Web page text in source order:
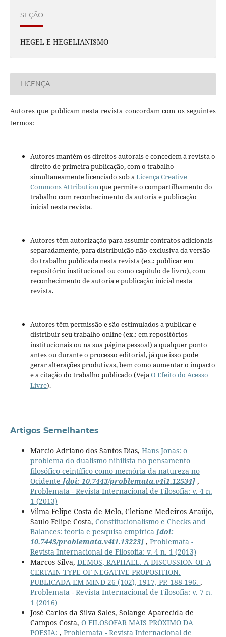
SEÇÃO
HEGEL E HEGELIANISMO
LICENÇA
Autores que publicam nesta revista concordam com os seguintes
termos:
Autores mantém os direitos autorais e concedem à revista o
direito de primeira publicação, com o trabalho
simultaneamente licenciado sob a Licença Creative
Commons Attribution que permite o compartilhamento do
trabalho com reconhecimento da autoria e publicação
inicial nesta revista.
Autores têm autorização para assumir contratos adicionais
separadamente, para distribuição não-exclusiva da versão
do trabalho publicada nesta revista (ex.: publicar em
repositório institucional ou como capítulo de livro), com
reconhecimento de autoria e publicação inicial nesta
revista.
Autores têm permissão e são estimulados a publicar e
distribuir seu trabalho online (ex.: em repositórios
institucionais ou na sua página pessoal) a qualquer ponto
antes ou durante o processo editorial, já que isso pode
gerar alterações produtivas, bem como aumentar o impacto
e a citação do trabalho publicado (Veja O Efeito do Acesso
Livre).
Artigos Semelhantes
Marcio Adriano dos Santos Dias, Hans Jonas: o
problema do dualismo nihilista no pensamento
filosófico-ceintífico como memória da natureza no
Ocidente [doi: 10.7443/problemata.v4i1.12534],
Problemata - Revista Internacional de Filosofia: v. 4 n.
1 (2013)
Vilma Felipe Costa de Melo, Cletiane Medeiros Araújo,
Saulo Felipe Costa, Constitucionalismo e Checks and
Balances: teoria e pesquisa empírica [doi:
10.7443/problemata.v4i1.13223], Problemata -
Revista Internacional de Filosofia: v. 4 n. 1 (2013)
Marcos Silva, DEMOS, RAPHAEL. A DISCUSSION OF A
CERTAIN TYPE OF NEGATIVE PROPOSITION.
PUBLICADA EM MIND 26 (102), 1917, PP. 188-196. ,
Problemata - Revista Internacional de Filosofia: v. 7 n.
1 (2016)
José Carlos da Silva Sales, Solange Aparecida de
Campos Costa, O FILOSOFAR MAIS PRÓXIMO DA
POESIA: , Problemata - Revista Internacional de